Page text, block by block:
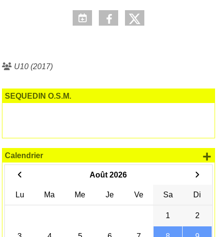
U10 (2017)
SEQUEDIN O.S.M.
Calendrier
Août 2026
Lu Ma Me Je Ve Sa Di
1 2
+